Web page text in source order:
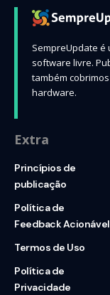
SempreUpdate é
software livre.
também
hardware.
Extra
Princípios de
publicação
Política de
Feedback Acionável
Termos de Uso
Política de
Privacidade